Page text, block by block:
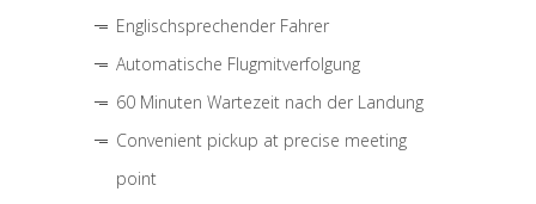
Englischsprechender Fahrer
Automatische Flugmitverfolgung
60 Minuten Wartezeit nach der Landung
Convenient pickup at precise meeting
point